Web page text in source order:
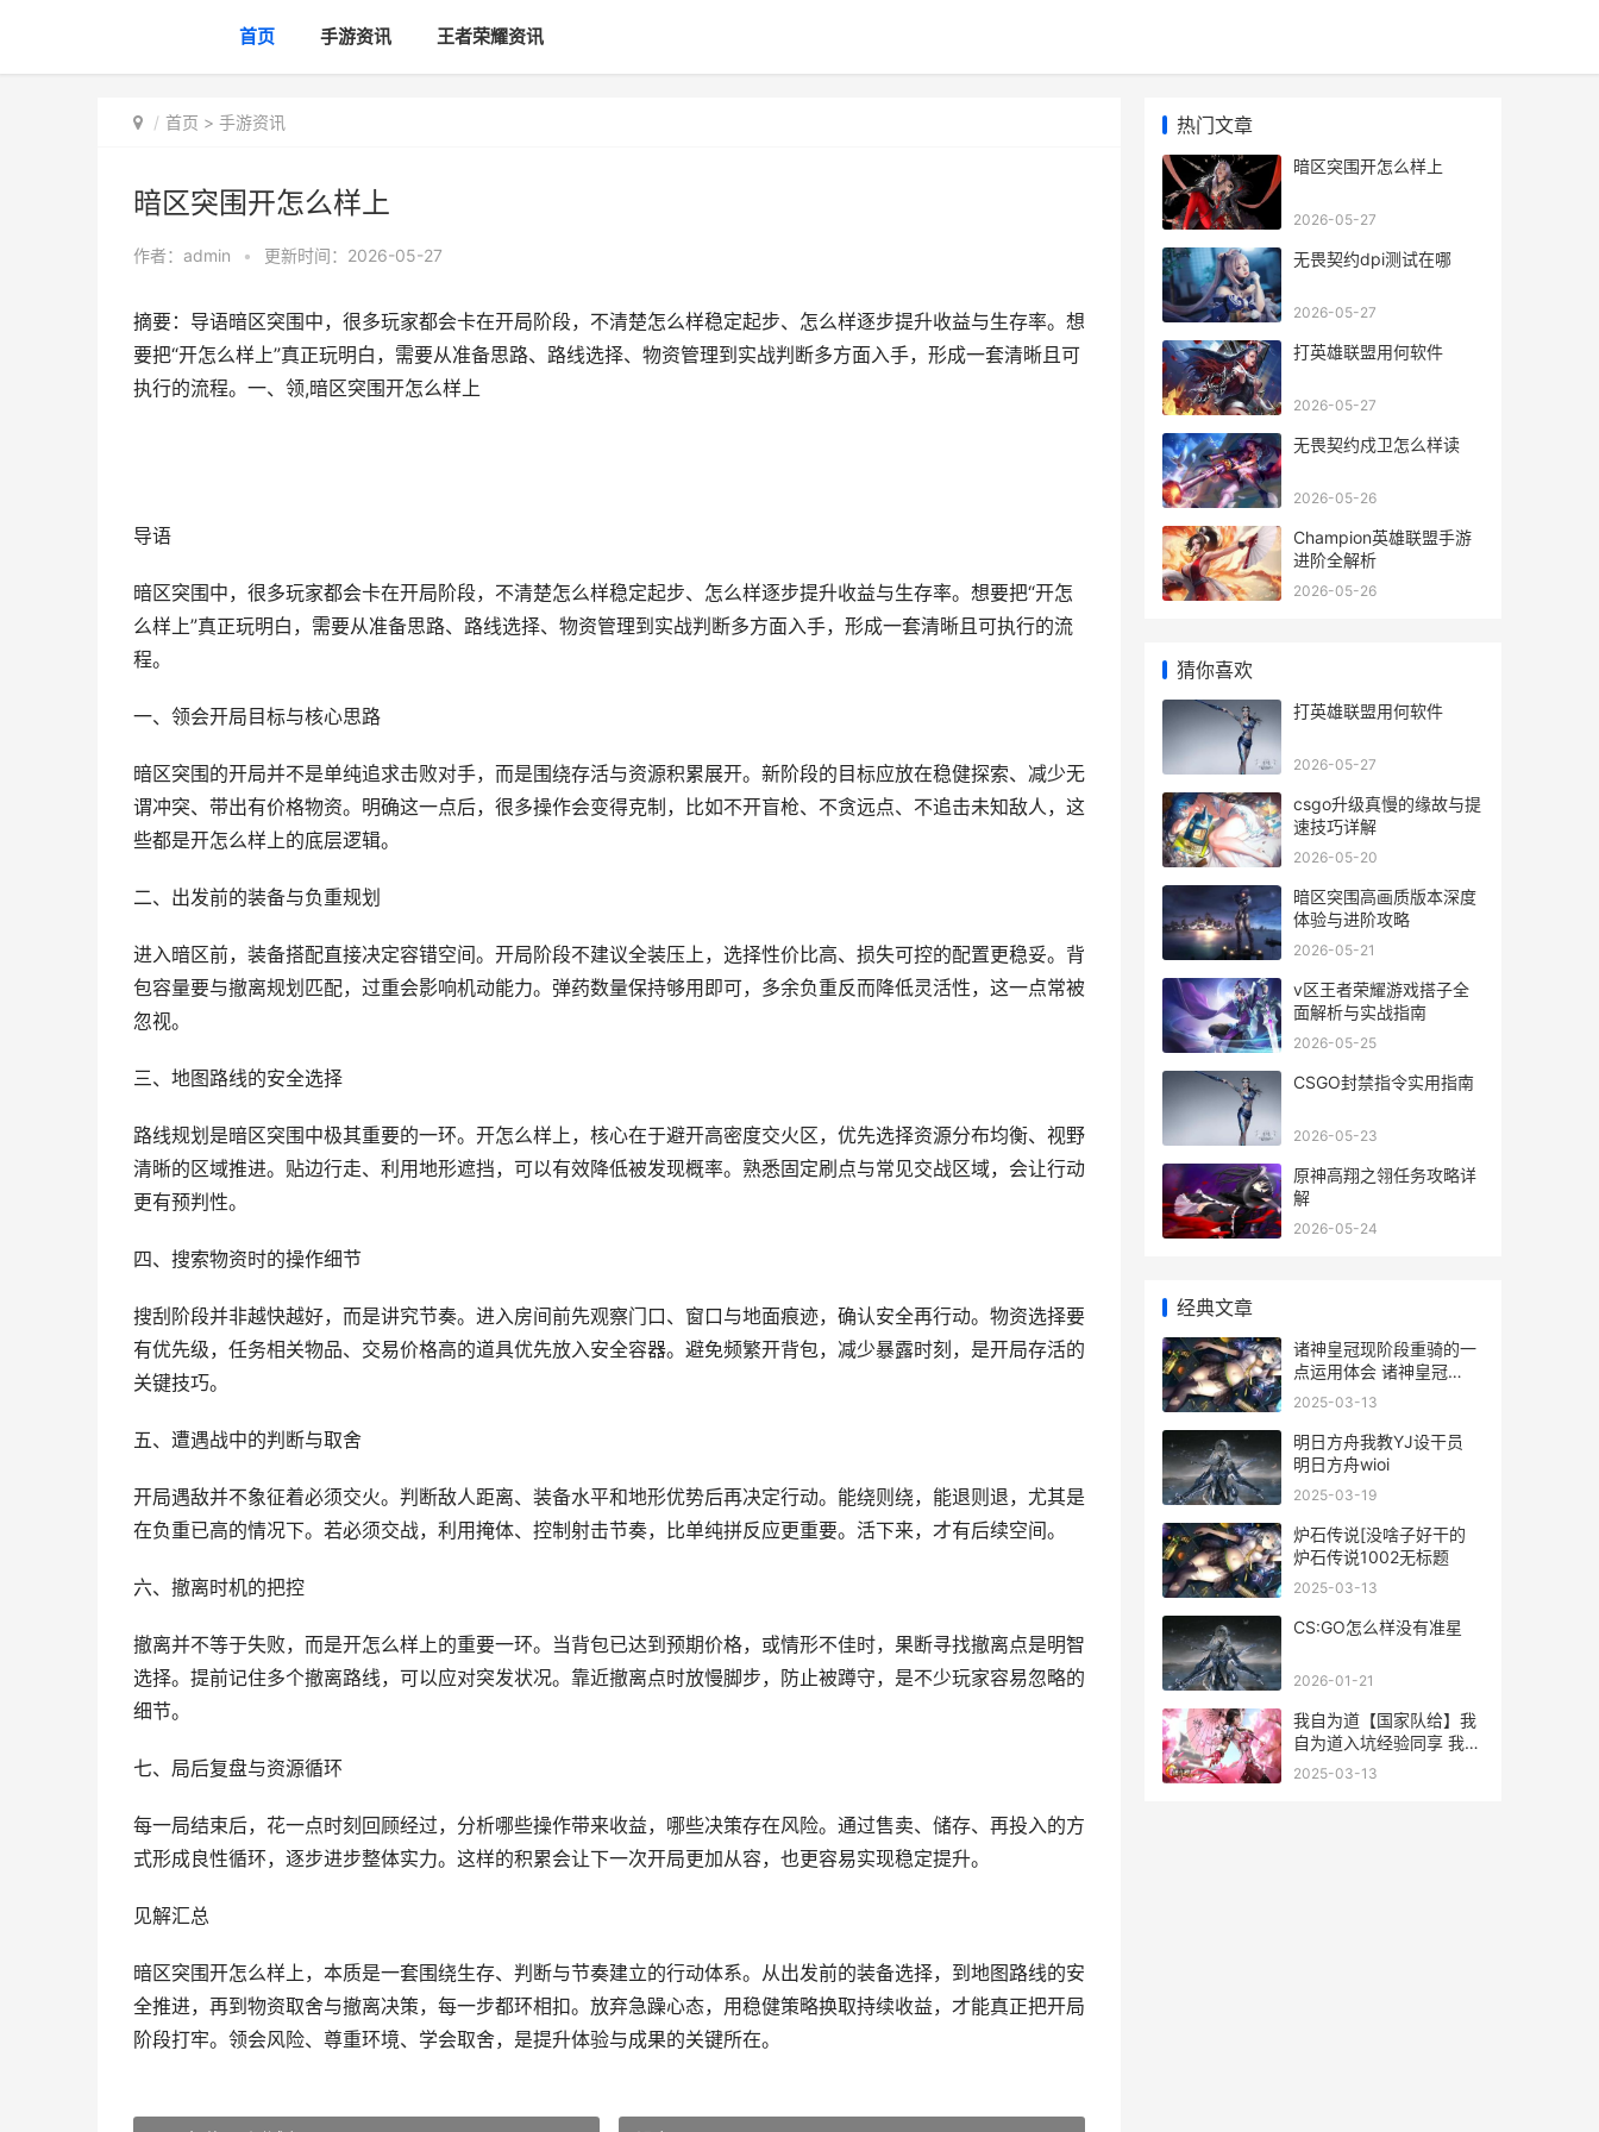
首页 手游资讯 王者荣耀资讯
首页 > 手游资讯
暗区突围开怎么样上
作者： admin • 更新时间：2026-05-27
摘要：导语暗区突围中，很多玩家都会卡在开局阶段，不清楚怎么样稳定起步、怎么样逐步提升收益与生存率。想
要把“开怎么样上”真正玩明白，需要从准备思路、路线选择、物资管理到实战判断多方面入手，形成一套清晰且可
执行的流程。一、领,暗区突围开怎么样上
导语
暗区突围中，很多玩家都会卡在开局阶段，不清楚怎么样稳定起步、怎么样逐步提升收益与生存率。想要把“开怎
么样上”真正玩明白，需要从准备思路、路线选择、物资管理到实战判断多方面入手，形成一套清晰且可执行的流
程。
一、领会开局目标与核心思路
暗区突围的开局并不是单纯追求击败对手，而是围绕存活与资源积累展开。新阶段的目标应放在稳健探索、减少无
谓冲突、带出有价格物资。明确这一点后，很多操作会变得克制，比如不开盲枪、不贪远点、不追击未知敌人，这
些都是开怎么样上的底层逻辑。
二、出发前的装备与负重规划
进入暗区前，装备搭配直接决定容错空间。开局阶段不建议全装压上，选择性价比高、损失可控的配置更稳妥。背
包容量要与撤离规划匹配，过重会影响机动能力。弹药数量保持够用即可，多余负重反而降低灵活性，这一点常被
忽视。
三、地图路线的安全选择
路线规划是暗区突围中极其重要的一环。开怎么样上，核心在于避开高密度交火区，优先选择资源分布均衡、视野
清晰的区域推进。贴边行走、利用地形遮挡，可以有效降低被发现概率。熟悉固定刷点与常见交战区域，会让行动
更有预判性。
四、搜索物资时的操作细节
搜刮阶段并非越快越好，而是讲究节奏。进入房间前先观察门口、窗口与地面痕迹，确认安全再行动。物资选择要
有优先级，任务相关物品、交易价格高的道具优先放入安全容器。避免频繁开背包，减少暴露时刻，是开局存活的
关键技巧。
五、遭遇战中的判断与取舍
开局遇敌并不象征着必须交火。判断敌人距离、装备水平和地形优势后再决定行动。能绕则绕，能退则退，尤其是
在负重已高的情况下。若必须交战，利用掩体、控制射击节奏，比单纯拼反应更重要。活下来，才有后续空间。
六、撤离时机的把控
撤离并不等于失败，而是开怎么样上的重要一环。当背包已达到预期价格，或情形不佳时，果断寻找撤离点是明智
选择。提前记住多个撤离路线，可以应对突发状况。靠近撤离点时放慢脚步，防止被蹲守，是不少玩家容易忽略的
细节。
七、局后复盘与资源循环
每一局结束后，花一点时刻回顾经过，分析哪些操作带来收益，哪些决策存在风险。通过售卖、储存、再投入的方
式形成良性循环，逐步进步整体实力。这样的积累会让下一次开局更加从容，也更容易实现稳定提升。
见解汇总
暗区突围开怎么样上，本质是一套围绕生存、判断与节奏建立的行动体系。从出发前的装备选择，到地图路线的安
全推进，再到物资取舍与撤离决策，每一步都环相扣。放弃急躁心态，用稳健策略换取持续收益，才能真正把开局
阶段打牢。领会风险、尊重环境、学会取舍，是提升体验与成果的关键所在。
热门文章
暗区突围开怎么样上
2026-05-27
无畏契约dpi测试在哪
2026-05-27
打英雄联盟用何软件
2026-05-27
无畏契约戍卫怎么样读
2026-05-26
Champion英雄联盟手游
进阶全解析
2026-05-26
猜你喜欢
打英雄联盟用何软件
2026-05-27
csgo升级真慢的缘故与提
速技巧详解
2026-05-20
暗区突围高画质版本深度
体验与进阶攻略
2026-05-21
v区王者荣耀游戏搭子全
面解析与实战指南
2026-05-25
CSGO封禁指令实用指南
2026-05-23
原神高翔之翎任务攻略详
解
2026-05-24
经典文章
诸神皇冠现阶段重骑的一
点运用体会 诸神皇冠
unfinished
2025-03-13
明日方舟我教YJ设干员
明日方舟wioi
2025-03-19
炉石传说[没啥子好干的
炉石传说1002无标题
2025-03-13
CS:GO怎么样没有准星
2026-01-21
我自为道【国家队给】我
自为道入坑经验同享 我之
为我 自有我在
2025-03-13